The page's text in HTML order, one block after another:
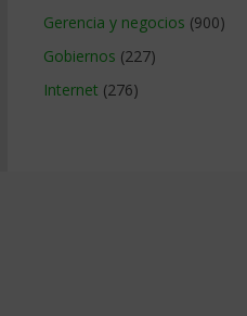
Gerencia y negocios (900)
Gobiernos (227)
Internet (276)